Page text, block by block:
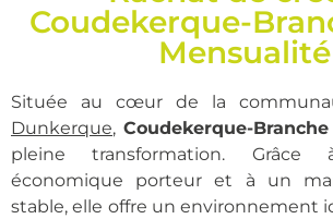
Coudekerque-
Mensualité
Située au cœur de la
Dunkerque, Coudekerque-Branche
pleine transformation.
économique porteur et à un
stable, elle offre un environnement